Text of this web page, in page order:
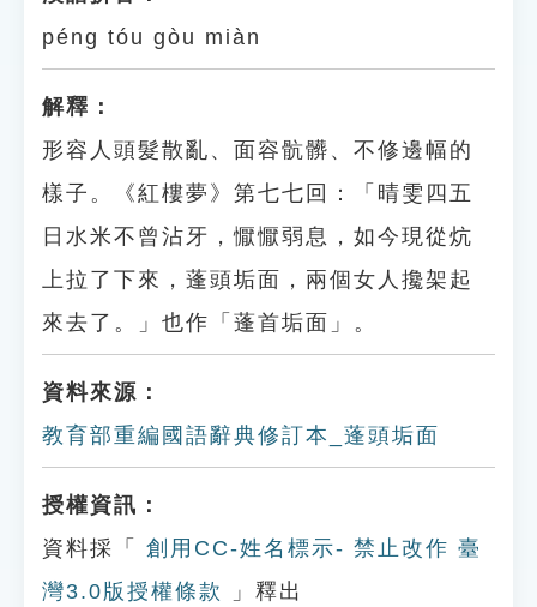
péng tóu gòu miàn
解釋：
形容人頭髮散亂、面容骯髒、不修邊幅的
樣子。《紅樓夢》第七七回：「晴雯四五
日水米不曾沾牙，懨懨弱息，如今現從炕
上拉了下來，蓬頭垢面，兩個女人攙架起
來去了。」也作「蓬首垢面」。
資料來源：
教育部重編國語辭典修訂本_蓬頭垢面
授權資訊：
資料採「
創用CC-姓名標示- 禁止改作 臺
灣3.0版授權條款
」釋出